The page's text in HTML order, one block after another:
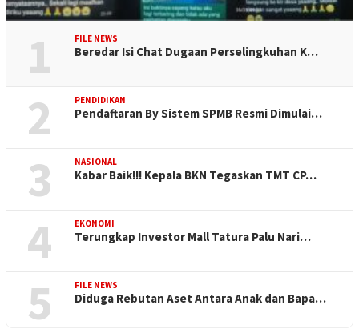
1 FILE NEWS
Beredar Isi Chat Dugaan Perselingkuhan K…
2 PENDIDIKAN
Pendaftaran By Sistem SPMB Resmi Dimulai…
3 NASIONAL
Kabar Baik!!! Kepala BKN Tegaskan TMT CP…
4 EKONOMI
Terungkap Investor Mall Tatura Palu Nari…
5 FILE NEWS
Diduga Rebutan Aset Antara Anak dan Bapa…